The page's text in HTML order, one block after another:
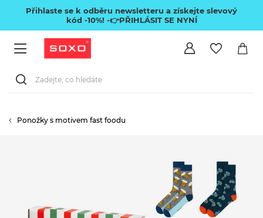
Přihlaste se k odběru newsletteru a získejte slevový
kód -10%! -👉PŘIHLÁSIT SE NYNÍ
Ponožky s motivem fast foodu